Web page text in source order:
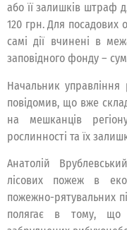
або її залишків штраф
120 грн. Для посадових
самі дії вчинені в
заповідного фонду –
Начальник управління
повідомив, що вже
на мешканців
рослинності та їх
Анатолій
лісових пожеж в
пожежно-рятувальних
полягає в тому, що